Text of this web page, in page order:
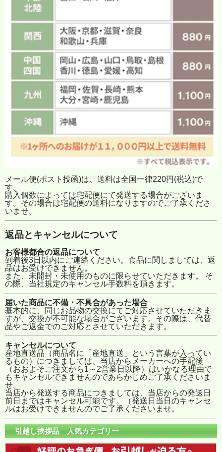
メール便(ポスト投函)は、送料は全国一律220円(税込)で
す。
購入個数によっては宅配便にて発送する場合がございま
す。その場合は宅配便の送料になりますのでご了承くださ
いませ。
返品とキャンセルについて
お客様都合の返品について
到着後3日以内にご連絡ください。食品に関しましては、返
品はお受けできません。
また、未開封・未使用のものに限らせていただきます。 そ
の際、当社規定のキャンセル手数料を頂きます。
届いた商品に不備・不具合があった場合
基本的に、同じお品物の交換にてご対応させていただきま
すが、交換が不可能な場合がございます。その際は、代替
品やご返金でのご対応とさせていただきます。
キャンセルについて
産地直送品（商品名に「産地直送」という言葉が入ってい
るもの）につきましては、当店からメーカーへの手配後
（おおよそご注文から1～2営業日以降）はいかなる理由で
もキャンセルできませんのであらかじめご了承くださいま
せ。
当店から発送する商品につきましては、当店からの発送日
前日まではキャンセル可能です。（発送日当日のキャンセ
ルはお受けできませんのでご了承くださいませ。
引越し挨拶品 人気カテゴリー